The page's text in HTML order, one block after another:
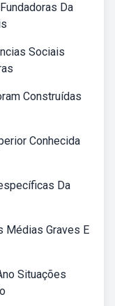
Da
Sociais
Construídas
Conhecida
Da
Médias Graves E
Situações